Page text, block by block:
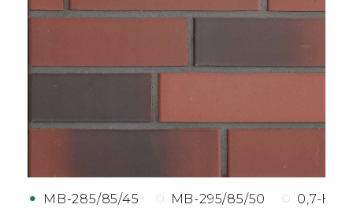
MB-285/85/45 MB-295/85/50 0,7-НФ